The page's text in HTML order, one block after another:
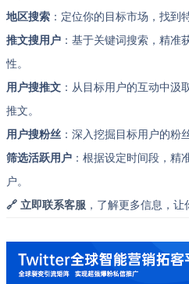
地区搜索 ：定位你的目标市场，找到
推文搜用户 ：基于关键词搜索，精准
性。
用户搜推文 ：从目标用户的互动中汲
推文。
用户搜粉丝 ：深入挖掘目标用户的粉
筛选活跃用户 ：根据设定时间段，精
户。
🔗 立即联系客服 ，了解更多信息，让